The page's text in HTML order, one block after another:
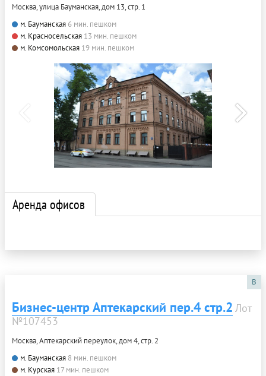
Москва, улица Бауманская, дом 13, стр. 1
м. Бауманская 6 мин. пешком
м. Красносельская 13 мин. пешком
м. Комсомольская 19 мин. пешком
Аренда офисов
B
Бизнес-центр Аптекарский пер.4 стр.2 Лот
№107453
Москва, Аптекарский переулок, дом 4, стр. 2
м. Бауманская 8 мин. пешком
м. Курская 17 мин. пешком